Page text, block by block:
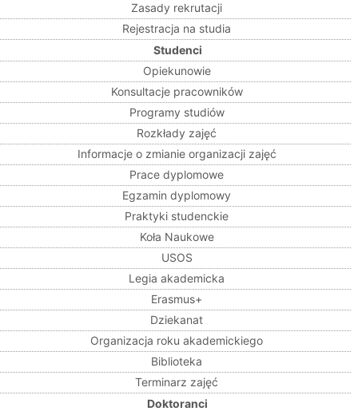
Zasady rekrutacji
Rejestracja na studia
Studenci
Opiekunowie
Konsultacje pracowników
Programy studiów
Rozkłady zajęć
Informacje o zmianie organizacji zajęć
Prace dyplomowe
Egzamin dyplomowy
Praktyki studenckie
Koła Naukowe
USOS
Legia akademicka
Erasmus+
Dziekanat
Organizacja roku akademickiego
Biblioteka
Terminarz zajęć
Doktoranci